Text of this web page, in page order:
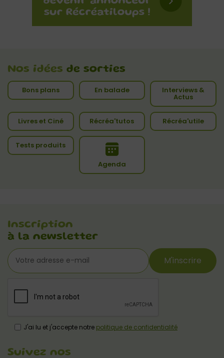
Nos idées de sorties
Bons plans En balade Interviews &
Actus
Livres et Ciné Récréa'tutos Récréa'utile
Tests produits
Agenda
Inscription
à la newsletter
M'inscrire
J'ai lu et j'accepte notre politique de confidentialité
Suivez nos